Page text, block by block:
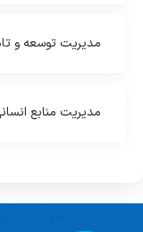
مديريت توسعه و
مديريت منابع